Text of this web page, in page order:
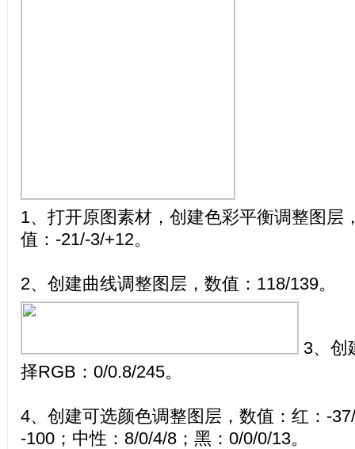
1、打开原图素材，创建色彩平衡调整图层
值：-21/-3/+12。
2、创建曲线调整图层，数值：118/139。
3、创
择RGB：0/0.8/245。
4、创建可选颜色调整图层，数值：红：-
-100；中性：8/0/4/8；黑：0/0/0/13。